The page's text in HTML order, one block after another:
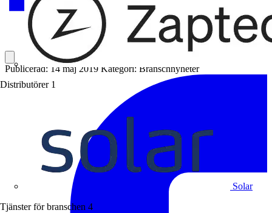
Distributörer 1
Solar
Tjänster för branschen 4
Publicerad: 14 maj 2019 Kategori: Branschnyheter